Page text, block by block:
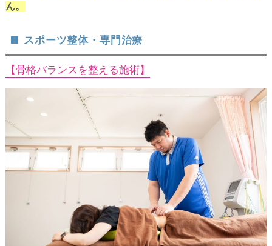
ん。
スポーツ整体・専門治療
【骨格バランスを整える施術】